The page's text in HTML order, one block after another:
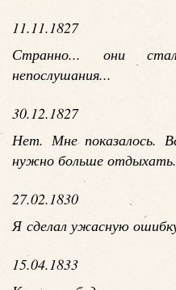
11.11.1827
Странно... они
непослушания...
30.12.1827
Нет. Мне показалось.
нужно больше
27.02.1830
Я сделал ужасную
15.04.1833